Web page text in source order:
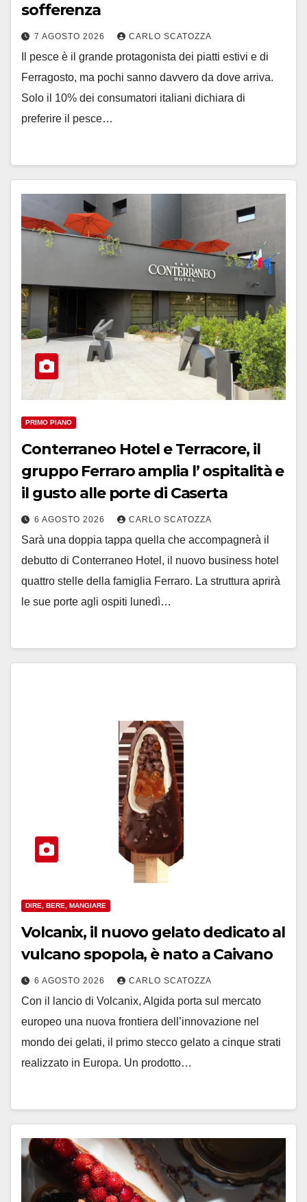
sofferenza
7 AGOSTO 2026 CARLO SCATOZZA
Il pesce è il grande protagonista dei piatti estivi e di
Ferragosto, ma pochi sanno davvero da dove arriva.
Solo il 10% dei consumatori italiani dichiara di
preferire il pesce…
PRIMO PIANO
Conterraneo Hotel e Terracore, il
gruppo Ferraro amplia l’ ospitalità e
il gusto alle porte di Caserta
6 AGOSTO 2026 CARLO SCATOZZA
Sarà una doppia tappa quella che accompagnerà il
debutto di Conterraneo Hotel, il nuovo business hotel
quattro stelle della famiglia Ferraro. La struttura aprirà
le sue porte agli ospiti lunedì…
DIRE, BERE, MANGIARE
Volcanix, il nuovo gelato dedicato al
vulcano spopola, è nato a Caivano
6 AGOSTO 2026 CARLO SCATOZZA
Con il lancio di Volcanix, Algida porta sul mercato
europeo una nuova frontiera dell’innovazione nel
mondo dei gelati, il primo stecco gelato a cinque strati
realizzato in Europa. Un prodotto…